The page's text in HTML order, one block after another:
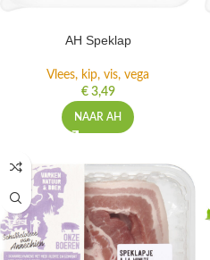
AH Speklap
Vlees, kip, vis, vega
€3,49
NAAR AH